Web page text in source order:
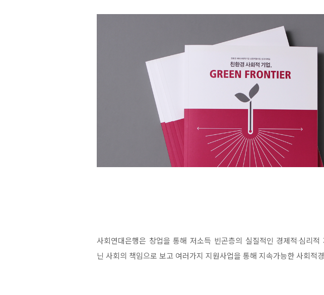
사회연대은행은 창업을 통해 저소득 빈곤층의 실질적인 경제적·심리
닌 사회의 책임으로 보고 여러가지 지원사업을 통해 지속가능한 사회적